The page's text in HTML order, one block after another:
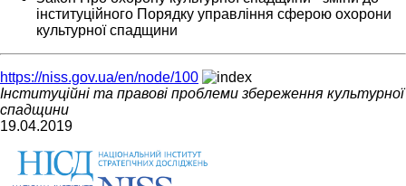
інституційного Порядку управління сферою охорони
культурної спадщини
https://niss.gov.ua/en/node/100
Інституційні та правові проблеми збереження культурної
спадщини
19.04.2019